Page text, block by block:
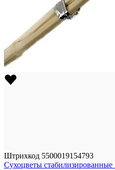
Штрихкод 5500019154793
Сухоцветы